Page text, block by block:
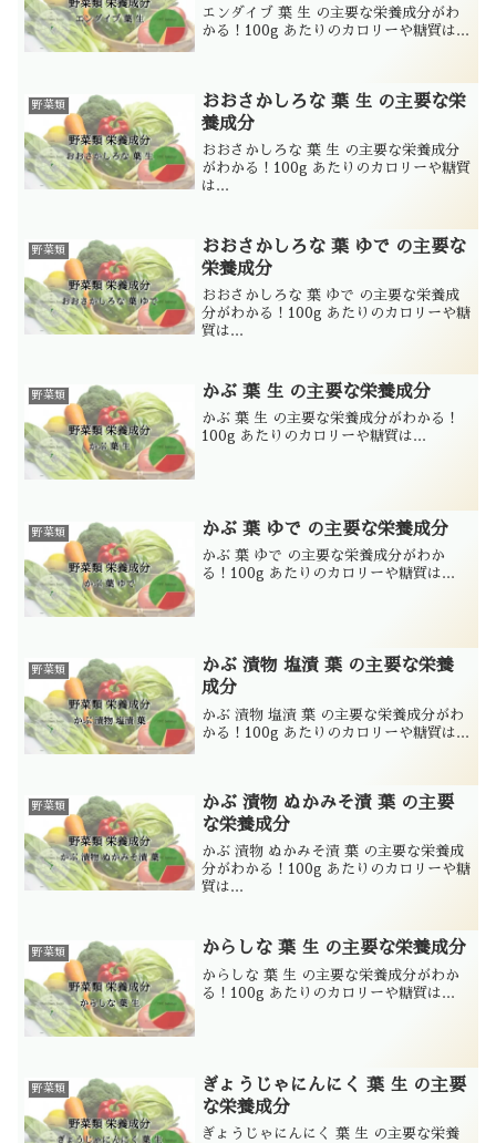
エンダイブ 葉 生 の主要な栄養成分がわ
かる！100g あたりのカロリーや糖質は...
野菜類
おおさかしろな 葉 生 の主要な栄
養成分
おおさかしろな 葉 生 の主要な栄養成分
がわかる！100g あたりのカロリーや糖質
は...
野菜類
おおさかしろな 葉 ゆで の主要な
栄養成分
おおさかしろな 葉 ゆで の主要な栄養成
分がわかる！100g あたりのカロリーや糖
質は...
野菜類 かぶ 葉 生 の主要な栄養成分
かぶ 葉 生 の主要な栄養成分がわかる！
100g あたりのカロリーや糖質は...
野菜類 かぶ 葉 ゆで の主要な栄養成分
かぶ 葉 ゆで の主要な栄養成分がわか
る！100g あたりのカロリーや糖質は...
野菜類
かぶ 漬物 塩漬 葉 の主要な栄養
成分
かぶ 漬物 塩漬 葉 の主要な栄養成分がわ
かる！100g あたりのカロリーや糖質は...
野菜類
かぶ 漬物 ぬかみそ漬 葉 の主要
な栄養成分
かぶ 漬物 ぬかみそ漬 葉 の主要な栄養成
分がわかる！100g あたりのカロリーや糖
質は...
野菜類 からしな 葉 生 の主要な栄養成分
からしな 葉 生 の主要な栄養成分がわか
る！100g あたりのカロリーや糖質は...
野菜類
ぎょうじゃにんにく 葉 生 の主要
な栄養成分
ぎょうじゃにんにく 葉 生 の主要な栄養